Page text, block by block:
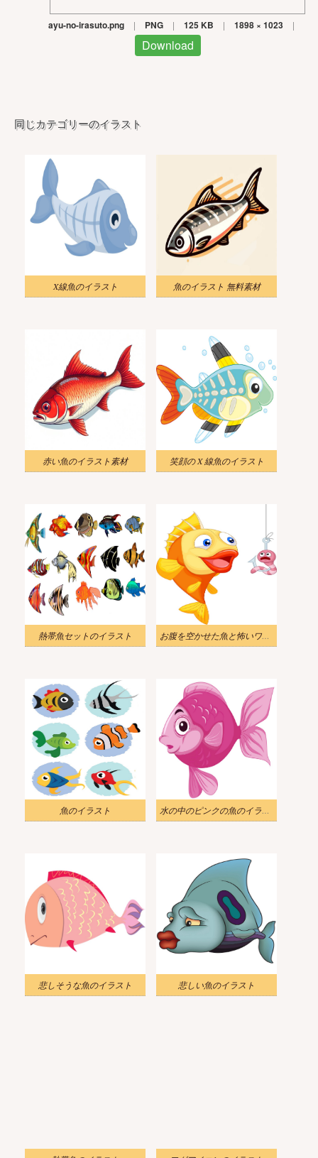
ayu-no-irasuto.png | PNG | 125 KB | 1898 × 1023 |
Download
同じカテゴリーのイラスト
X線魚のイラスト 魚のイラスト 無料素材
赤い魚のイラスト素材 笑顔の X 線魚のイラスト
熱帯魚セットのイラスト お腹を空かせた魚と怖いワームのイラスト
魚のイラスト 水の中のピンクの魚のイラスト
悲しそうな魚のイラスト 悲しい魚のイラスト